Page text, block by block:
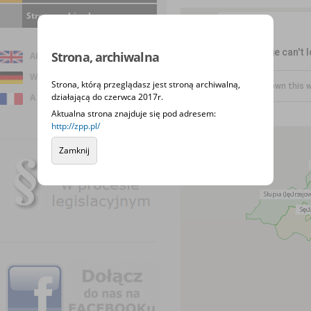
Strona, archiwalna
Strona, którą przeglądasz jest stroną archiwalną,
działającą do czerwca 2017r.
Aktualna strona znajduje się pod adresem:
http://zpp.pl/
Zamknij
Strona archiwalna
About us
Wir über uns
A propos de nous
This page
Do you own this